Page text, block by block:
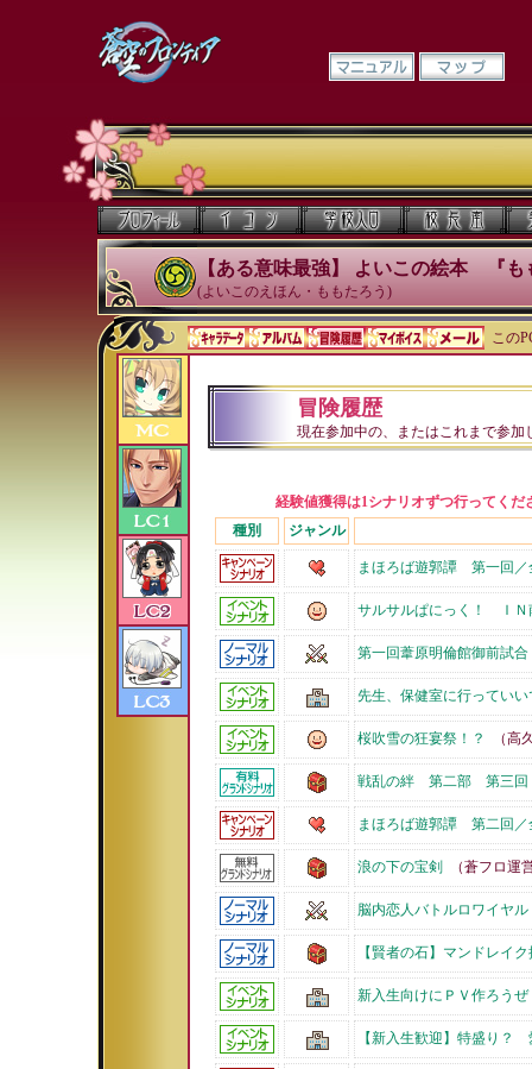
【ある意味最強】 よいこの絵本 『も
(よいこのえほん・ももたろう)
この
冒険履歴
現在参加中の、またはこれまで参
経験値獲得は1シナリオずつ行ってく
種別
ジャンル
まほろば遊郭譚 第一回／
サルサルぱにっく！ ＩＮ
第一回葦原明倫館御前試合
先生、保健室に行っていい
桜吹雪の狂宴祭！？ （高
戦乱の絆 第二部 第三回
まほろば遊郭譚 第二回／
浪の下の宝剣 （蒼フロ運
脳内恋人バトルロワイヤル
【賢者の石】マンドレイ
新入生向けにＰＶ作ろうぜ
【新入生歓迎】特盛り？